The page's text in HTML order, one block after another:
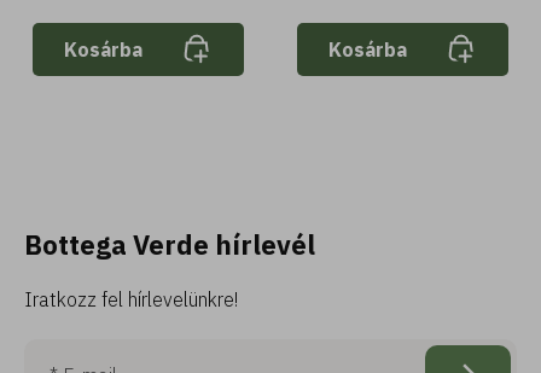
Kosárba Kosárba
Bottega Verde hírlevél
Iratkozz fel hírlevelünkre!